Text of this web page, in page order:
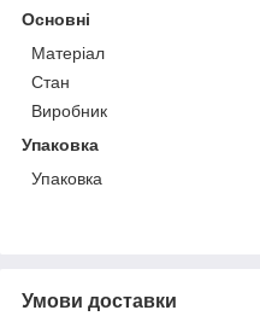
Основні
Матеріал
Стан
Виробник
Упаковка
Упаковка
Умови доставки